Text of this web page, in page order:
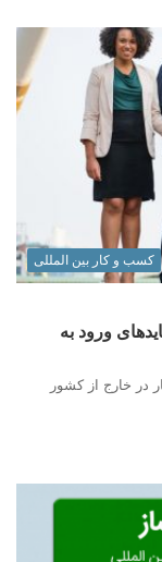
کسب و کار بین المللی
ورود به
در خارج از کشور